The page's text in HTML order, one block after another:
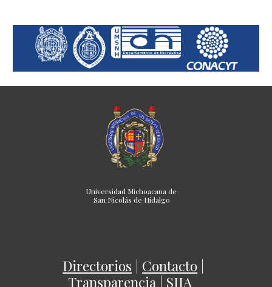
Universidad Michoacana de
San Nicolás de Hidalgo
Directorios Contacto
Transparencia
SIIA